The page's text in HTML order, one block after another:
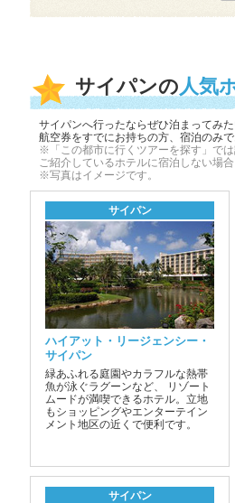
サイパンの人気
サイパンへ行ったならぜひ泊まってみ
航空券をすでにお持ちの方、宿泊のみ
※「この都市に行くツアーを探す」で
ご紹介しているホテルに宿泊しない場
※写真はイメージです。
サイパン
ハイアット・リージェンシー・
サイパン
緑あふれる庭園やカラフルな熱帯
魚が泳ぐラグーンなど、 リゾート
ムードが満喫できるホテル。立地
もショッピングやエンターテイン
メント地区の近くで便利です。
サイパン